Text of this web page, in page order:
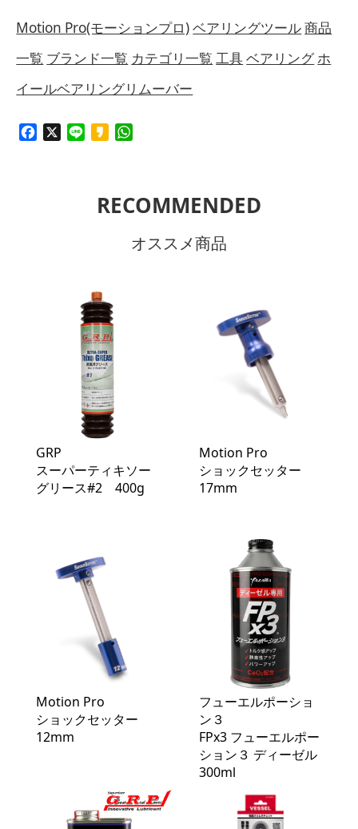
Motion Pro(モーションプロ)ベアリングツール商品
一覧 ブランド一覧 カテゴリ一覧 工具ベアリングホ
イールベアリングリムーバー
Facebook Line Kakao
RECOMMENDED
オススメ商品
GRP
スーパーティキソー
グリース#2 400g
Motion Pro
ショックセッター
17mm
Motion Pro
ショックセッター
12mm
フューエルポーショ
ン３
FPx3 フューエルポー
ション３ ディーゼル
300ml